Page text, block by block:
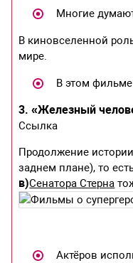
Многие
В киновселенной
мире.
В этом фильме
3. «Железный
Ссылка
Продолжение
заднем плане), то
в)Сенатора Стерна
Актёров